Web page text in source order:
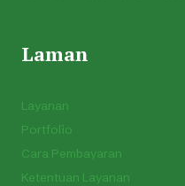
Laman
Layanan
Portfolio
Cara Pembayaran
Ketentuan Layanan